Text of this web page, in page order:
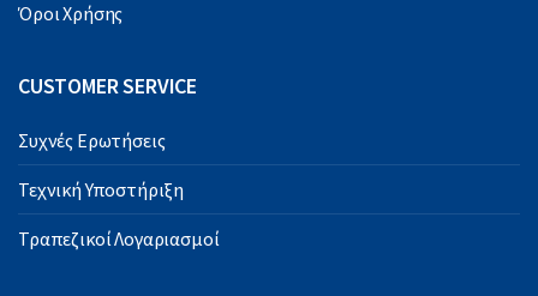
Όροι Χρήσης
CUSTOMER SERVICE
Συχνές Ερωτήσεις
Τεχνική Υποστήριξη
Τραπεζικοί Λογαριασμοί